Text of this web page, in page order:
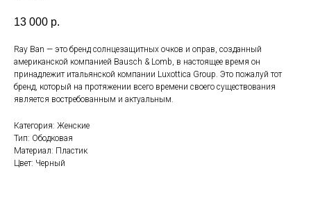
13 000 р.
Ray Ban — это бренд солнцезащитных очков и оправ, созданный
американской компанией Bausch & Lomb, в настоящее время он
принадлежит итальянской компании Luxottica Group. Это пожалуй тот
бренд, который на протяжении всего времени своего существования
является востребованным и актуальным.
Категория: Женские
Тип: Ободковая
Материал: Пластик
Цвет: Черный